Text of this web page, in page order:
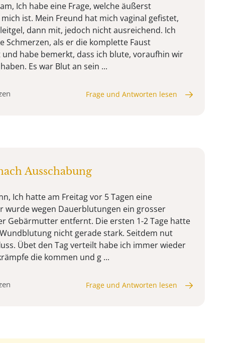
Ich habe eine Frage, welche äußerst
ist. Mein Freund hat mich vaginal gefistet,
dann mit, jedoch nicht ausreichend. Ich
Schmerzen, als er die komplette Faust
habe bemerkt, dass ich blute, voraufhin wir
Es war Blut an sein ...
Frage und Antworten lesen
Ausschabung
Ich hatte am Freitag vor 5 Tagen eine
wurde wegen Dauerblutungen ein grosser
Gebärmutter entfernt. Die ersten 1-2 Tage hatte
nicht gerade stark. Seitdem nut
Übet den Tag verteilt habe ich immer wieder
die kommen und g ...
Frage und Antworten lesen